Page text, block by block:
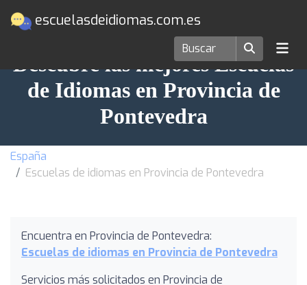
escuelasdeidiomas.com.es
Descubre las mejores Escuelas
de Idiomas en Provincia de
Pontevedra
España
Escuelas de idiomas en Provincia de Pontevedra
Encuentra en Provincia de Pontevedra:
Escuelas de idiomas en Provincia de Pontevedra
Servicios más solicitados en Provincia de